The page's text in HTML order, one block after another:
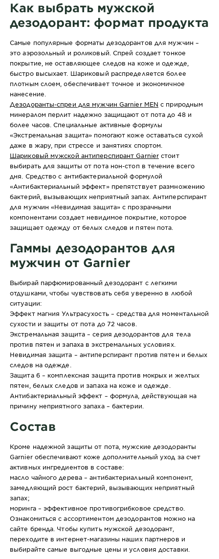
Как выбрать мужской
дезодорант: формат продукта
Самые популярные форматы дезодорантов для мужчин –
это аэрозольный и роликовый. Спрей создает тонкое
покрытие, не оставляющее следов на коже и одежде,
быстро высыхает. Шариковый распределяется более
плотным слоем, обеспечивает точное и экономичное
нанесение.
Дезодоранты-спреи для мужчин Garnier MEN с природным
минералом перлит надежно защищают от пота до 48 и
более часов. Специальные активные формулы
«Экстремальная защита» помогают коже оставаться сухой
даже в жару, при стрессе и занятиях спортом.
Шариковый мужской антиперспирант Garnier стоит
выбирать для защиты от пота нон-стоп в течение всего
дня. Средство с антибактериальной формулой
«Антибактериальный эффект» препятствует размножению
бактерий, вызывающих неприятный запах. Антиперспирант
для мужчин «Невидимая защита» с прозрачными
компонентами создает невидимое покрытие, которое
защищает одежду от белых следов и пятен пота.
Гаммы дезодорантов для
мужчин от Garnier
Выбирай парфюмированный дезодорант с легкими
отдушками, чтобы чувствовать себя уверенно в любой
ситуации:
Эффект магния Ультрасухость– средства для моментальной
сухости и защиты от пота до 72 часов.
Экстремальная защита – серия дезодорантов для тела
против пятен и запаха в экстремальных условиях.
Невидимая защита – антиперспирант против пятен и белых
следов на одежде.
Защита 6– комплексная защита против мокрых и желтых
пятен, белых следов и запаха на коже и одежде.
Антибактериальный эффект – формула, действующая на
причину неприятного запаха – бактерии.
Состав
Кроме надежной защиты от пота, мужские дезодоранты
Garnier обеспечивают коже дополнительный уход за счет
активных ингредиентов в составе:
масло чайного дерева – антибактериальный компонент,
замедляющий рост бактерий, вызывающих неприятный
запах;
моринга – эффективное противогрибковое средство.
Ознакомиться с ассортиментом дезодорантов можно на
сайте бренда. Чтобы купить мужской дезодорант,
переходите в интернет-магазины наших партнеров и
выбирайте самые выгодные цены и условия доставки.